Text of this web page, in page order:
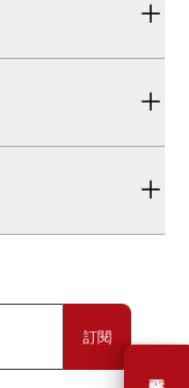
需要幫助嗎？
訂閱